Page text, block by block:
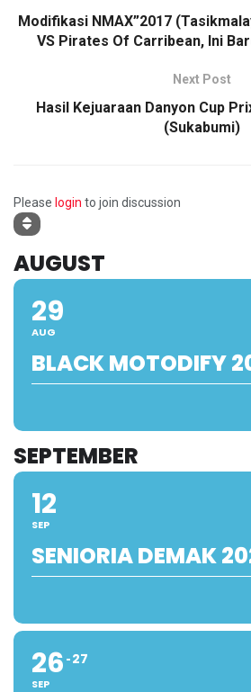
Modifikasi NMAX”2017
VS Pirates Of Carribean, Ini
Next Post
Hasil Kejuaraan Danyon Cup
(Sukabumi)
Please login to join discussion
AUGUST
29
AUG
BLACK MOTODIFY
SEPTEMBER
12
SEP
SENIORIA DEMAK
26
SEP
27